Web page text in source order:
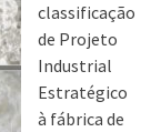
classificação
de Projeto
Industrial
Estratégico
à fábrica de